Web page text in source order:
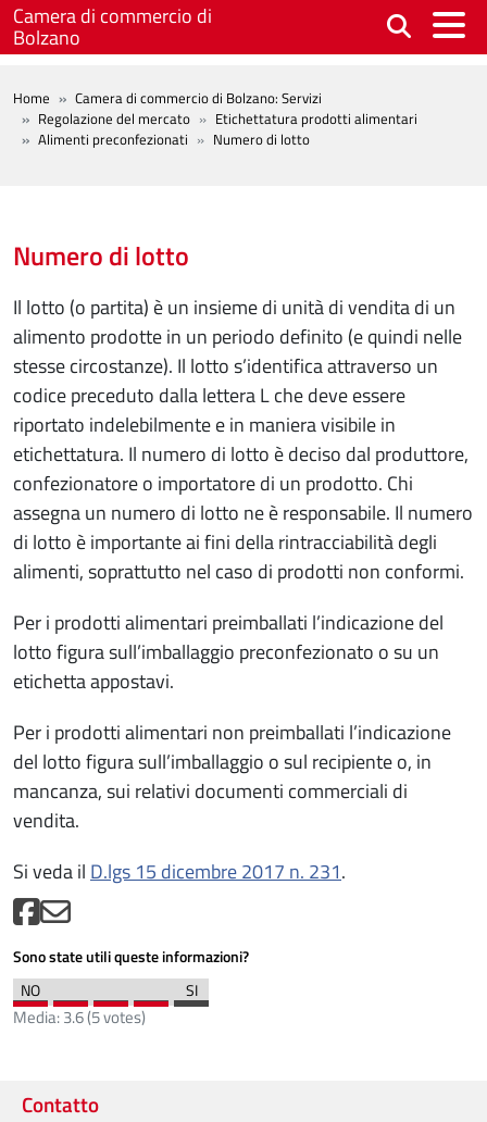
Salta al contenuto principale
Camera di commercio di
Bolzano
BREADCRUMB
Home
Camera di commercio di Bolzano: Servizi
Regolazione del mercato
Etichettatura prodotti alimentari
Alimenti preconfezionati
Numero di lotto
Numero di lotto
Il lotto (o partita) è un insieme di unità di vendita di un
alimento prodotte in un periodo definito (e quindi nelle
stesse circostanze). Il lotto s’identifica attraverso un
codice preceduto dalla lettera L che deve essere
riportato indelebilmente e in maniera visibile in
etichettatura. Il numero di lotto è deciso dal produttore,
confezionatore o importatore di un prodotto. Chi
assegna un numero di lotto ne è responsabile. Il numero
di lotto è importante ai fini della rintracciabilità degli
alimenti, soprattutto nel caso di prodotti non conformi.
Per i prodotti alimentari preimballati l’indicazione del
lotto figura sull’imballaggio preconfezionato o su un
etichetta appostavi.
Per i prodotti alimentari non preimballati l’indicazione
del lotto figura sull’imballaggio o sul recipiente o, in
mancanza, sui relativi documenti commerciali di
vendita.
Si veda il D.lgs 15 dicembre 2017 n. 231.
Sono state utili queste informazioni?
Media:3.6(5votes)
Contatto